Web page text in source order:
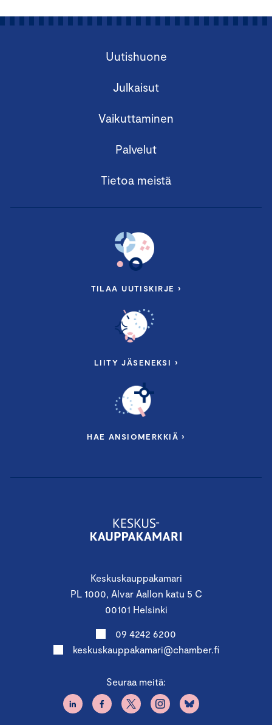
Keskuskauppakamari
PL 1000, Alvar Aallon katu 5 C
00101 Helsinki
09 4242 6200
keskuskauppakamari@chamber.fi
Seuraa meitä:
Uutishuone
Julkaisut
Vaikuttaminen
Palvelut
Tietoa meistä
TILAA UUTISKIRJE ›
LIITY JÄSENEKSI ›
HAE ANSIOMERKKIÄ ›